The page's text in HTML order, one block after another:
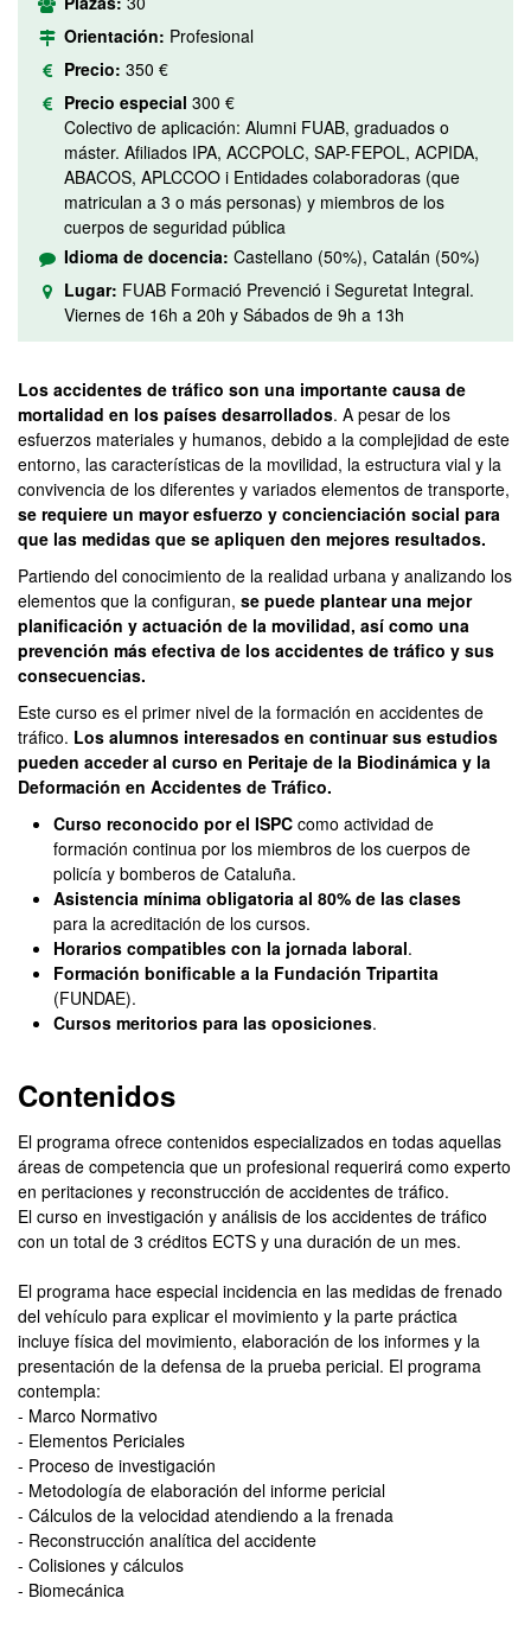
Orientación: Profesional
Precio: 350 €
Precio especial 300 €
Colectivo de aplicación: Alumni FUAB, graduados o
máster. Afiliados IPA, ACCPOLC, SAP-FEPOL, ACPIDA,
ABACOS, APLCCOO i Entidades colaboradoras (que
matriculan a 3 o más personas) y miembros de los
cuerpos de seguridad pública
Idioma de docencia: Castellano (50%), Catalán (50%)
Lugar: FUAB Formació Prevenció i Seguretat Integral.
Viernes de 16h a 20h y Sábados de 9h a 13h
Los accidentes de tráfico son una importante causa de
mortalidad en los países desarrollados. A pesar de los
esfuerzos materiales y humanos, debido a la complejidad de este
entorno, las características de la movilidad, la estructura vial y la
convivencia de los diferentes y variados elementos de transporte,
se requiere un mayor esfuerzo y concienciación social para
que las medidas que se apliquen den mejores resultados.
Partiendo del conocimiento de la realidad urbana y analizando los
elementos que la configuran, se puede plantear una mejor
planificación y actuación de la movilidad, así como una
prevención más efectiva de los accidentes de tráfico y sus
consecuencias.
Este curso es el primer nivel de la formación en accidentes de
tráfico. Los alumnos interesados ​​en continuar sus estudios
pueden acceder al curso en Peritaje de la Biodinámica y la
Deformación en Accidentes de Tráfico.
Curso reconocido por el ISPC como actividad de
formación continua por los miembros de los cuerpos de
policía y bomberos de Cataluña.
Asistencia mínima obligatoria al 80% de las clases
para la acreditación de los cursos.
Horarios compatibles con la jornada laboral.
Formación bonificable a la Fundación Tripartita
(FUNDAE).
Cursos meritorios para las oposiciones.
Contenidos
El programa ofrece contenidos especializados en todas aquellas
áreas de competencia que un profesional requerirá como experto
en peritaciones y reconstrucción de accidentes de tráfico.
El curso en investigación y análisis de los accidentes de tráfico
con un total de 3 créditos ECTS y una duración de un mes.
El programa hace especial incidencia en las medidas de frenado
del vehículo para explicar el movimiento y la parte práctica
incluye física del movimiento, elaboración de los informes y la
presentación de la defensa de la prueba pericial. El programa
contempla:
- Marco Normativo
- Elementos Periciales
- Proceso de investigación
- Metodología de elaboración del informe pericial
- Cálculos de la velocidad atendiendo a la frenada
- Reconstrucción analítica del accidente
- Colisiones y cálculos
- Biomecánica